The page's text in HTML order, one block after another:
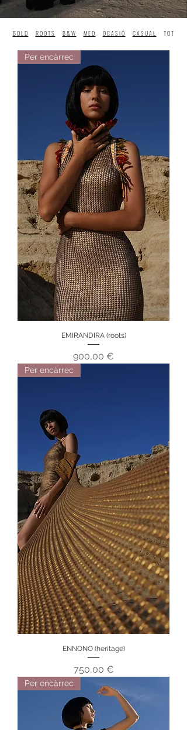
Per encàrrec
EMIRANDIRA (roots)
Preu
900,00 €
Per encàrrec
ENNONO (heritage)
Preu
750,00 €
Per encàrrec
BOLD ROOTS B&W MED OCASIÓ CASUAL TOT